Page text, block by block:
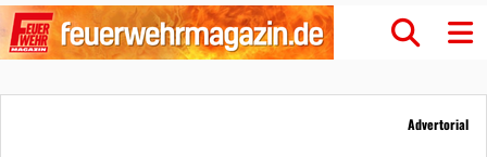
Advertorial